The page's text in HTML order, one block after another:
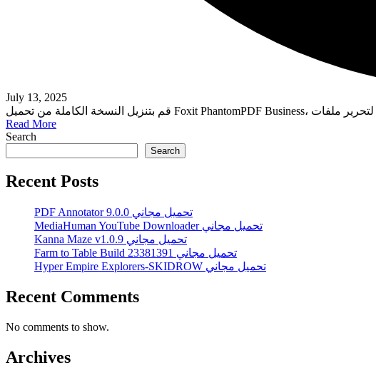
July 13, 2025
Read More
Search
Search
Recent Posts
PDF Annotator 9.0.0 تحميل مجاني
MediaHuman YouTube Downloader تحميل مجاني
Kanna Maze v1.0.9 تحميل مجاني
Farm to Table Build 23381391 تحميل مجاني
Hyper Empire Explorers-SKIDROW تحميل مجاني
Recent Comments
No comments to show.
Archives